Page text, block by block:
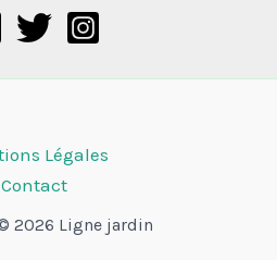
Légales
Contact
2026 Ligne jardin